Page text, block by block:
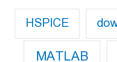
HSPICE
MATLAB